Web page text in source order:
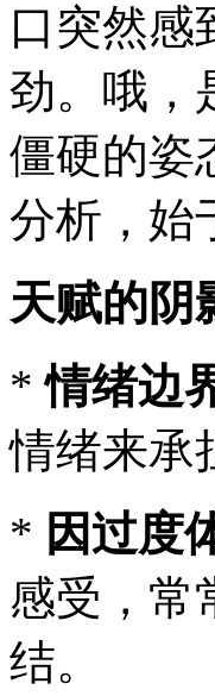
口突然
劲。哦，
僵硬的姿
分析，始
天赋的阴
*情绪边
情绪来承
* 因过度
感受，常
结。